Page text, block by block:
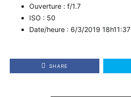
Ouverture : f/1.7
ISO : 50
Date/heure : 6/3/2019 18h11:37
SHARE